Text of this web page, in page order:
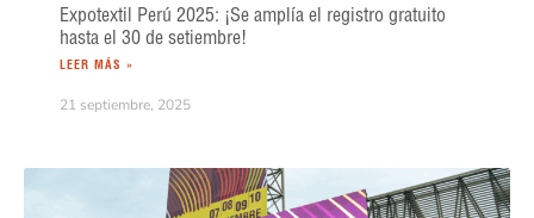
Expotextil Perú 2025: ¡Se amplía el registro gratuito
hasta el 30 de setiembre!
LEER MÁS »
21 septiembre, 2025